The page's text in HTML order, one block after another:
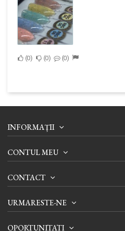
0 0 0
INFORMAȚII
CONTUL MEU
CONTACT
URMARESTE-NE
OPORTUNITATI